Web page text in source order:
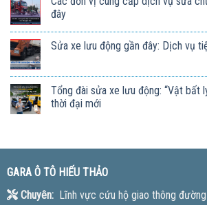
đây
Sửa xe lưu động gần đây: Dịch vụ
Tổng đài sửa xe lưu động: “Vật bất
thời đại mới
GARA Ô TÔ HIẾU THẢO
Chuyên:Lĩnh vực cứu hộ giao thông đường